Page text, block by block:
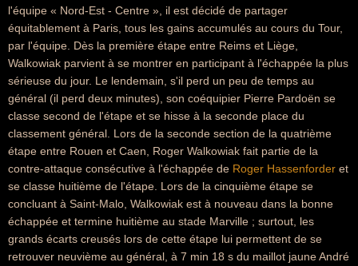
l'équipe « Nord-Est - Centre », il est décidé de partager
équitablement à Paris, tous les gains accumulés au cours du Tour,
par l'équipe. Dès la première étape entre Reims et Liège,
Walkowiak parvient à se montrer en participant à l'échappée la plus
sérieuse du jour. Le lendemain, s'il perd un peu de temps au
général (il perd deux minutes), son coéquipier Pierre Pardoën se
classe second de l'étape et se hisse à la seconde place du
classement général. Lors de la seconde section de la quatrième
étape entre Rouen et Caen, Roger Walkowiak fait partie de la
contre-attaque consécutive à l'échappée de Roger Hassenforder et
se classe huitième de l'étape. Lors de la cinquième étape se
concluant à Saint-Malo, Walkowiak est à nouveau dans la bonne
échappée et termine huitième au stade Marville ; surtout, les
grands écarts creusés lors de cette étape lui permettent de se
retrouver neuvième au général, à 7 min 18 s du maillot jaune André